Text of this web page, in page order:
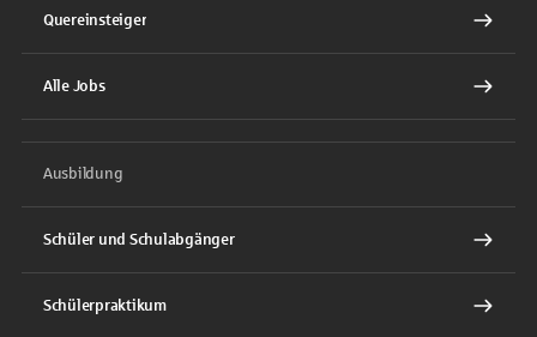
Quereinsteiger
Alle Jobs
Ausbildung
Schüler und Schulabgänger
Schülerpraktikum